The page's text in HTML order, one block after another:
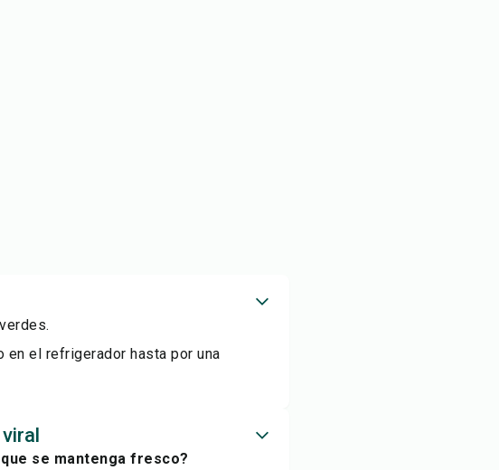
en el refrigerador hasta por una
se mantenga fresco?